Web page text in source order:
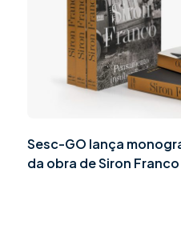
Sesc-GO lança
da obra de Siron Franco